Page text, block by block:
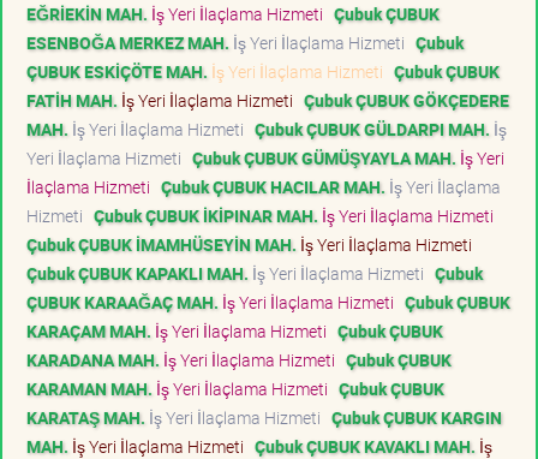
EĞRİEKİN MAH. İş Yeri İlaçlama Hizmeti Çubuk ÇUBUK
ESENBOĞA MERKEZ MAH. İş Yeri İlaçlama Hizmeti Çubuk
ÇUBUK ESKİÇÖTE MAH. İş Yeri İlaçlama Hizmeti Çubuk ÇUBUK
FATİH MAH. İş Yeri İlaçlama Hizmeti Çubuk ÇUBUK GÖKÇEDERE
MAH. İş Yeri İlaçlama Hizmeti Çubuk ÇUBUK GÜLDARPI MAH. İş
Yeri İlaçlama Hizmeti Çubuk ÇUBUK GÜMÜŞYAYLA MAH. İş Yeri
İlaçlama Hizmeti Çubuk ÇUBUK HACILAR MAH. İş Yeri İlaçlama
Hizmeti Çubuk ÇUBUK İKİPINAR MAH. İş Yeri İlaçlama Hizmeti
Çubuk ÇUBUK İMAMHÜSEYİN MAH. İş Yeri İlaçlama Hizmeti
Çubuk ÇUBUK KAPAKLI MAH. İş Yeri İlaçlama Hizmeti Çubuk
ÇUBUK KARAAĞAÇ MAH. İş Yeri İlaçlama Hizmeti Çubuk ÇUBUK
KARAÇAM MAH. İş Yeri İlaçlama Hizmeti Çubuk ÇUBUK
KARADANA MAH. İş Yeri İlaçlama Hizmeti Çubuk ÇUBUK
KARAMAN MAH. İş Yeri İlaçlama Hizmeti Çubuk ÇUBUK
KARATAŞ MAH. İş Yeri İlaçlama Hizmeti Çubuk ÇUBUK KARGIN
MAH. İş Yeri İlaçlama Hizmeti Çubuk ÇUBUK KAVAKLI MAH. İş